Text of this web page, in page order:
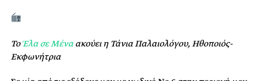
ΤοΈλα σε Μέναακούει η Τάνια Παλαιολόγου, Ηθοποιός-
Εκφωνήτρια